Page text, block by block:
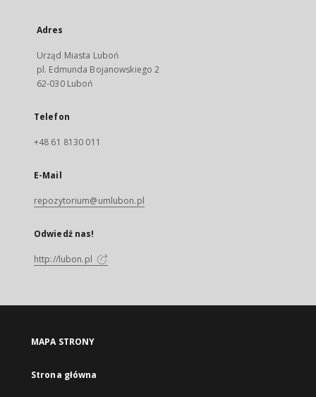
Adres
Urząd Miasta Luboń
pl. Edmunda Bojanowskiego 2
62-030 Luboń
Telefon
+48 61 8130 011
E-Mail
repozytorium@umlubon.pl
Odwiedź nas!
http://lubon.pl
MAPA STRONY
Strona główna